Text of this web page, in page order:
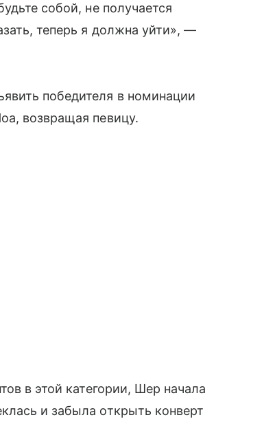
собой, не получается
теперь я должна уйти», —
победителя в номинации
возвращая певицу.
в этой категории, Шер начала
и забыла открыть конверт